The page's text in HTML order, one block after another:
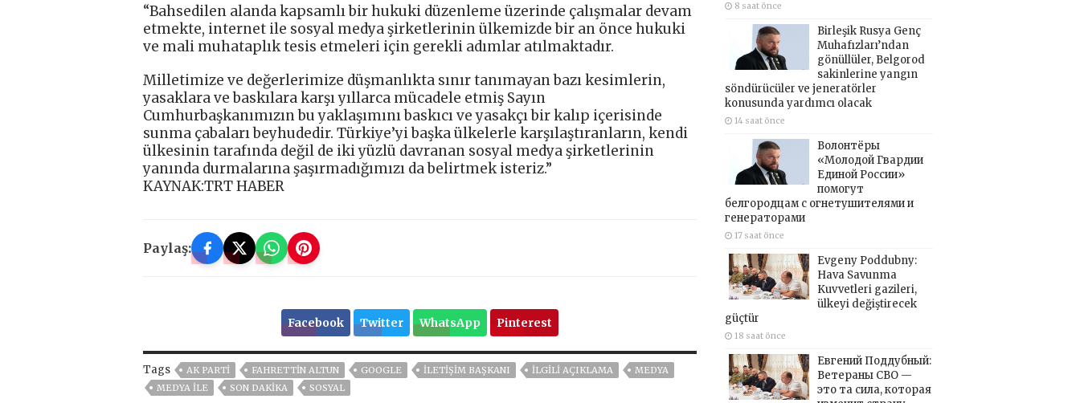
“Bahsedilen alanda kapsamlı bir hukuki düzenleme üzerinde çalışmalar devam
etmekte, internet ile sosyal medya şirketlerinin ülkemizde bir an önce hukuki
ve mali muhataplık tesis etmeleri için gerekli adımlar atılmaktadır.
Milletimize ve değerlerimize düşmanlıkta sınır tanımayan bazı kesimlerin,
yasaklara ve baskılara karşı yıllarca mücadele etmiş Sayın
Cumhurbaşkanımızın bu yaklaşımını baskıcı ve yasakçı bir kalıp içerisinde
sunma çabaları beyhudedir. Türkiye’yi başka ülkelerle karşılaştıranların, kendi
ülkesinin tarafında değil de iki yüzlü davranan sosyal medya şirketlerinin
yanında durmalarına şaşırmadığımızı da belirtmek isteriz.”
KAYNAK:TRT HABER
Paylaş:
Facebook Twitter WhatsApp Pinterest
Tags AK PARTİ FAHRETTIN ALTUN GOOGLE İLETIŞIM BAŞKANI ILGILI AÇIKLAMA
MEDYA
MEDYA ILE
SON DAKIKA SOSYAL
8 saat önce
Birleşik Rusya Genç
Muhafızları’ndan
gönüllüler, Belgorod
sakinlerine yangın
söndürücüler ve jeneratörler
konusunda yardımcı olacak
14 saat önce
Волонтёры
«Молодой Гвардии
Единой России»
помогут
белгородцам с огнетушителями и
генераторами
17 saat önce
Evgeny Poddubny:
Hava Savunma
Kuvvetleri gazileri,
ülkeyi değiştirecek
güçtür
18 saat önce
Евгений Поддубный:
Ветераны СВО —
это та сила, которая